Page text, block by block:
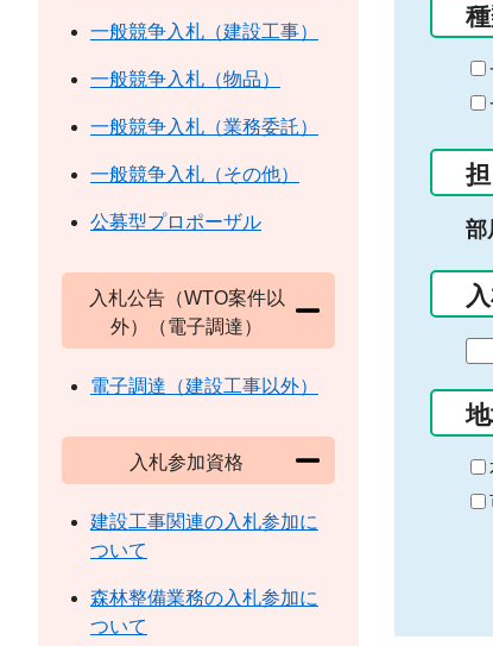
部
の
始
ま
り
一般競争入札（建設工事）
一般競争入札（物品）
一般競争入札（業務委託）
一般競争入札（その他）
公募型プロポーザル
入札公告（WTO案件以
外）（電子調達）
電子調達（建設工事以外）
入札参加資格
建設工事関連の入札参加に
ついて
森林整備業務の入札参加に
ついて